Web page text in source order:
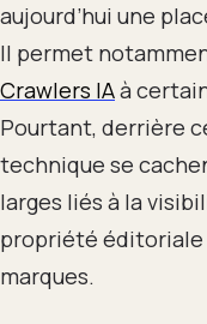
aujourd’hui une
Il permet
Crawlers IAà
Pourtant, derrière
technique se
larges liés à la
propriété éditoriale
marques.